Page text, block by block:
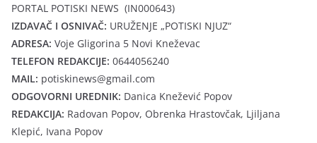
PORTAL POTISKI NEWS (IN000643)
IZDAVAČ I OSNIVAČ: URUŽENJE „POTISKI NJUZ“
ADRESA: Voje Gligorina 5 Novi Kneževac
TELEFON REDAKCIJE: 0644056240
MAIL: potiskinews@gmail.com
ODGOVORNI UREDNIK: Danica Knežević Popov
REDAKCIJA: Radovan Popov, Obrenka Hrastovčak, Ljiljana
Klepić, Ivana Popov